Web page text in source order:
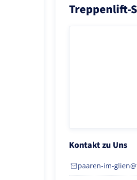
Treppenlift-
Kontakt zu Uns
paaren-im-